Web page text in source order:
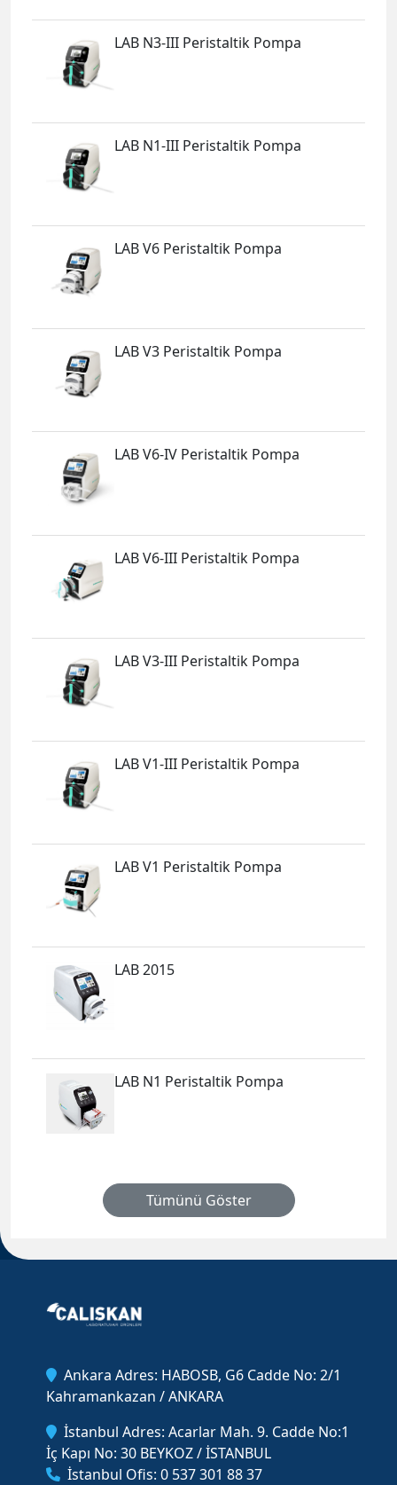
LAB N3-III Peristaltik Pompa
LAB N1-III Peristaltik Pompa
LAB V6 Peristaltik Pompa
LAB V3 Peristaltik Pompa
LAB V6-IV Peristaltik Pompa
LAB V6-III Peristaltik Pompa
LAB V3-III Peristaltik Pompa
LAB V1-III Peristaltik Pompa
LAB V1 Peristaltik Pompa
LAB 2015
LAB N1 Peristaltik Pompa
Tümünü Göster
Ankara Adres: HABOSB, G6 Cadde No: 2/1
Kahramankazan / ANKARA
İstanbul Adres: Acarlar Mah. 9. Cadde No:1
İç Kapı No: 30 BEYKOZ / İSTANBUL
İstanbul Ofis: 0 537 301 88 37